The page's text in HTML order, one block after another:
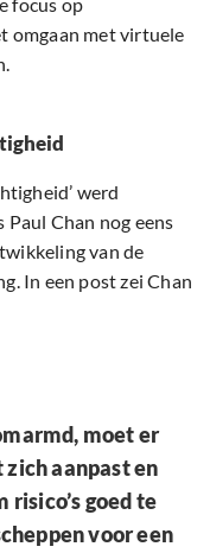
omgaan met virtuele
werd
Chan nog eens
van de
In een post zei Chan
moet er
aanpast en
goed te
voor een